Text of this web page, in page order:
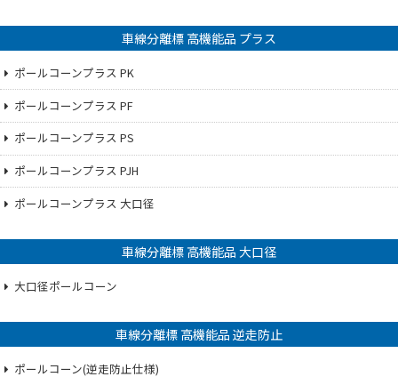
車線分離標 高機能品 プラス
ポールコーンプラス PK
ポールコーンプラス PF
ポールコーンプラス PS
ポールコーンプラス PJH
ポールコーンプラス 大口径
車線分離標 高機能品 大口径
大口径ポールコーン
車線分離標 高機能品 逆走防止
ポールコーン(逆走防止仕様)